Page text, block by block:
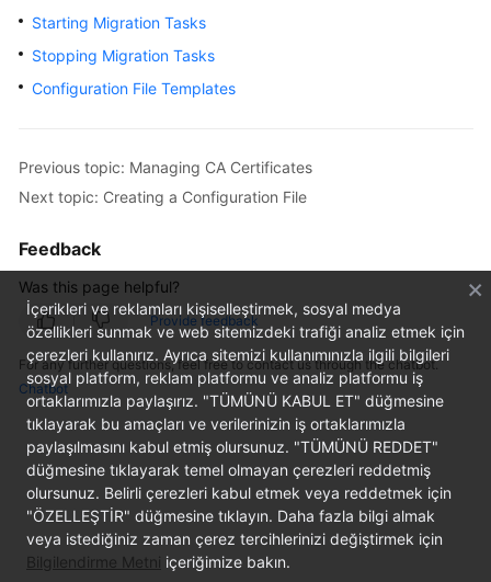
Product
Service
Billing
Started
User
Guide
Best
Practices
API
Reference
SDK
Reference
Starting Migration Tasks
Stopping Migration Tasks
Configuration File Templates
Previous topic: Managing CA Certificates
Next topic: Creating a Configuration File
Feedback
Was this page helpful?
Provide feedback
For any further questions, feel free to contact us through the chatbot.
Chatbot
İçerikleri ve reklamları kişiselleştirmek, sosyal medya
özellikleri sunmak ve web sitemizdeki trafiği analiz etmek için
çerezleri kullanırız. Ayrıca sitemizi kullanımınızla ilgili bilgileri
sosyal platform, reklam platformu ve analiz platformu iş
ortaklarımızla paylaşırız. "TÜMÜNÜ KABUL ET" düğmesine
tıklayarak bu amaçları ve verilerinizin iş ortaklarımızla
paylaşılmasını kabul etmiş olursunuz. "TÜMÜNÜ REDDET"
düğmesine tıklayarak temel olmayan çerezleri reddetmiş
olursunuz. Belirli çerezleri kabul etmek veya reddetmek için
"ÖZELLEŞTİR" düğmesine tıklayın. Daha fazla bilgi almak
veya istediğiniz zaman çerez tercihlerinizi değiştirmek için
Bilgilendirme Metni içeriğimize bakın.